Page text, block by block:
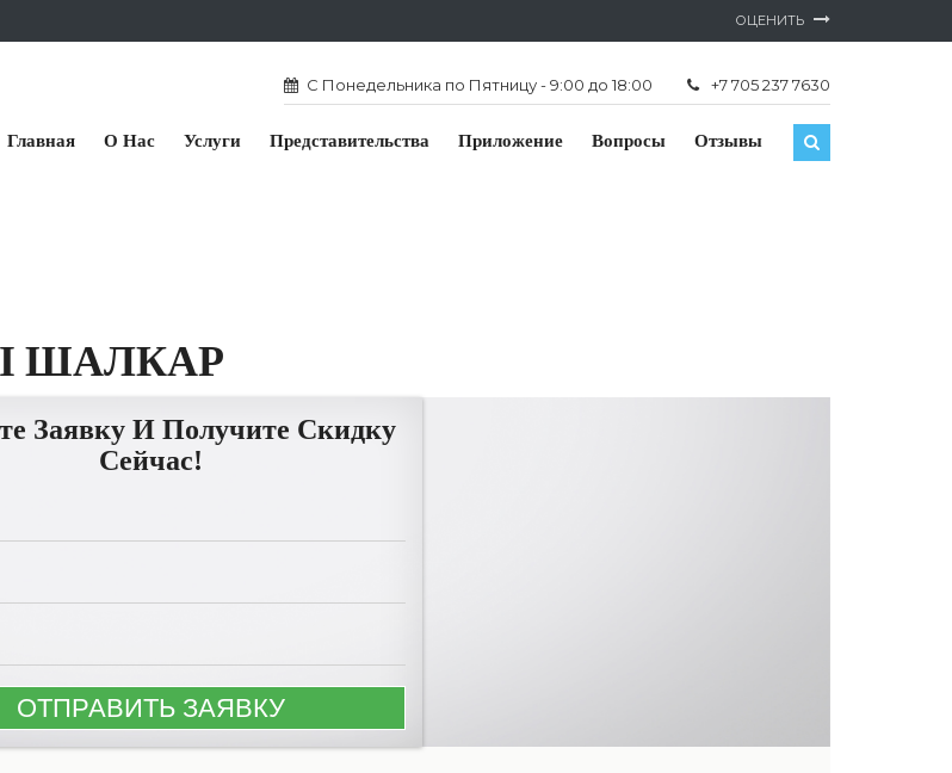
ОЦЕНИТЬ
С Понедельника по Пятницу - 9:00 до 18:00 +7 705 237 7630
Главная О Нас Услуги Представительства Приложение Вопросы Отзывы
ШАЛКАР
Заявку И Получите Скидку
Сейчас!